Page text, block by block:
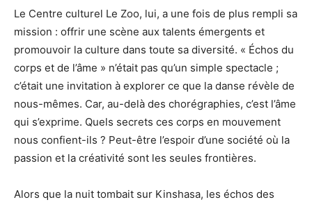
Le Centre culturel Le Zoo, lui, a une fois de plus rempli sa
mission : offrir une scène aux talents émergents et
promouvoir la culture dans toute sa diversité. « Échos du
corps et de l’âme » n’était pas qu’un simple spectacle ;
c’était une invitation à explorer ce que la danse révèle de
nous-mêmes. Car, au-delà des chorégraphies, c’est l’âme
qui s’exprime. Quels secrets ces corps en mouvement
nous confient-ils ? Peut-être l’espoir d’une société où la
passion et la créativité sont les seules frontières.
Alors que la nuit tombait sur Kinshasa, les échos des